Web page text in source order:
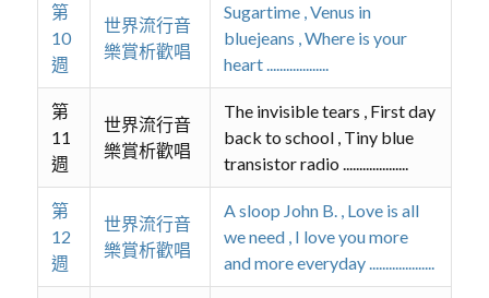
第
10
週
世界流行音
樂賞析歡唱
Sugartime , Venus in
bluejeans , Where is your
heart ...................
第
11
週
世界流行音
樂賞析歡唱
The invisible tears , First day
back to school , Tiny blue
transistor radio ....................
第
12
週
世界流行音
樂賞析歡唱
A sloop John B. , Love is all
we need , I love you more
and more everyday ....................